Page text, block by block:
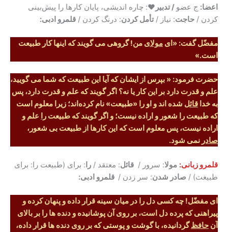
اعضا: ج عضو / تدبیر♥: چاره اندیشی، پایان کارها را پیش‌بینی
کردن / حاجت: نیاز /تأمل کردن: درنگ کردن / قلمرو ادبی:
مفضّل گفت: «ای مولای من! گروهی می گویند که اینها کار طبیعت
است.»
حضرت فرمود: « بپرس از ایشان که آیا این طبیعت که شما می گویید،
علم و قدرت دارد بر این کار یا نه؟ اگر گویند که علم و قدرت دارد، پس
به خدا قائل شده اند و او را «طبیعت» نام کرده‌اند؛ زیرا معلوم است
که طبیعت را شعور و اراده نیست؛ و اگر گویند که طبیعت را
علم و
اراده نیست، پس معلوم است که این کارها از طبیعت بی شعور،
صادر نمی شود.
قلمرو زبانی: مولا: سرور / قائل: معتقد / را : برای (طبیعت را: برای
طبیعت) / صادر شدن: سر زدن / قلمرو ادبی:
ای مفضّل! چه کسی دل را در میان سینه قرار داده و پنهان کرده و
پیراهنی که پرده دل است، بر روی آن پوشانیده و دنده ها را بر بالای
آن حافظگردانیده، با گوشت و پوستی که بر روی دنده ها قرار داده،